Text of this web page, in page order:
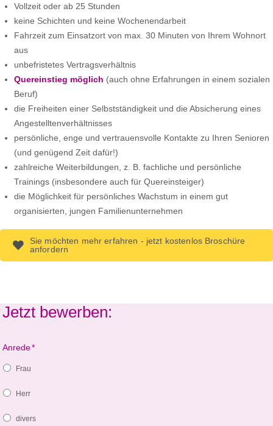
Vollzeit oder ab 25 Stunden
keine Schichten und keine Wochenendarbeit
Fahrzeit zum Einsatzort von max. 30 Minuten von Ihrem Wohnort
aus
unbefristetes Vertragsverhältnis
Quereinstieg möglich (auch ohne Erfahrungen in einem sozialen
Beruf)
die Freiheiten einer Selbstständigkeit und die Absicherung eines
Angestelltenverhältnisses
persönliche, enge und vertrauensvolle Kontakte zu Ihren Senioren
(und genügend Zeit dafür!)
zahlreiche Weiterbildungen, z. B. fachliche und persönliche
Trainings (insbesondere auch für Quereinsteiger)
die Möglichkeit für persönliches Wachstum in einem gut
organisierten, jungen Familienunternehmen
Sie möchten mehr erfahren - jetzt kostenlos Broschüre
anfordern
Jetzt bewerben:
Anrede*
Frau
Herr
divers